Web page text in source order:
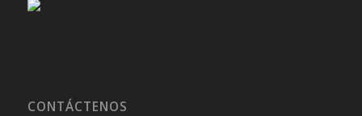
CONTÁCTENOS